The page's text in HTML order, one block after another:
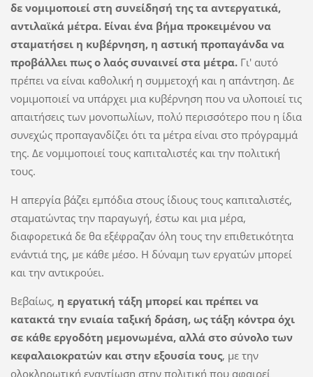
δε νομιμοποιεί στη συνείδησή της τα αντεργατικά,
αντιλαϊκά μέτρα. Είναι ένα βήμα προκειμένου να
σταματήσει η κυβέρνηση, η αστική προπαγάνδα να
προβάλλει πως ο λαός συναινεί στα μέτρα.Γι' αυτό
πρέπει να είναι καθολική η συμμετοχή και η απάντηση. Δε
νομιμοποιεί να υπάρχει μια κυβέρνηση που να υλοποιεί τις
απαιτήσεις των μονοπωλίων, πολύ περισσότερο που η ίδια
συνεχώς προπαγανδίζει ότι τα μέτρα είναι στο πρόγραμμά
της. Δε νομιμοποιεί τους καπιταλιστές και την πολιτική
τους.
Η απεργία βάζει εμπόδια στους ίδιους τους καπιταλιστές,
σταματώντας την παραγωγή, έστω και μια μέρα,
διαφορετικά δε θα εξέφραζαν όλη τους την επιθετικότητα
ενάντιά της, με κάθε μέσο. Η δύναμη των εργατών μπορεί
και την αντικρούει.
Βεβαίως, η εργατική τάξη μπορεί και πρέπει να
κατακτά την ενιαία ταξική δράση, ως τάξη κόντρα όχι
σε κάθε εργοδότη μεμονωμένα, αλλά στο σύνολο των
κεφαλαιοκρατών και στην εξουσία τους, με την
ολοκληρωτική εναντίωση στην πολιτική που αφαιρεί